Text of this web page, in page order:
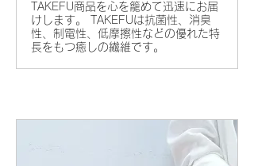
TAKEFU商品を心を籠めて迅速にお届
けします。 TAKEFUは抗菌性、消臭
性、制電性、低摩擦性などの優れた特
長をもつ癒しの繊維です。